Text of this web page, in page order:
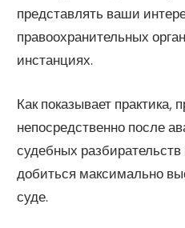
представлять ваши
правоохранительных
инстанциях.
Как показывает практика,
непосредственно после
судебных
добиться максимально
суде.